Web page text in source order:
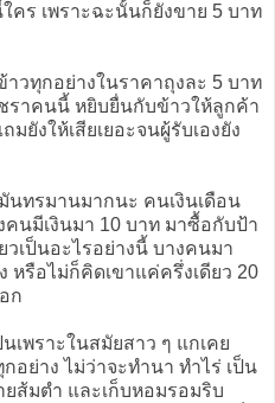
คร เพราะฉะนั้นก็ยังขาย 5 บาท
วทุกอย่างในราคาถุงละ 5 บาท
ราคนนี้ หยิบยื่นกับข้าวให้ลูกค้า
ยังให้เสียเยอะจนผู้รับเองยัง
นทรมานมากนะ คนเงินเดือน
นมีเงินมา 10 บาท มาซื้อกับป้า
วเป็นอะไรอย่างนี้ บางคนมา
หรือไม่ก็คิดเขาแค่ครึ่งเดียว 20
ก
เพราะในสมัยสาว ๆ แกเคย
ย่าง ไม่ว่าจะทำนา ทำไร่ เป็น
ส้มตำ และเก็บหอมรอมริบ